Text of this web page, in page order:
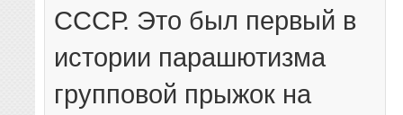
СССР. Это был первый в
истории парашютизма
групповой прыжок на